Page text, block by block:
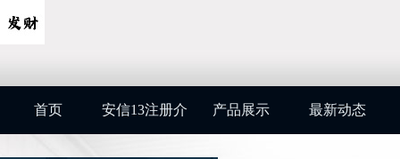
首页 安信13注册介 产品展示 最新动态